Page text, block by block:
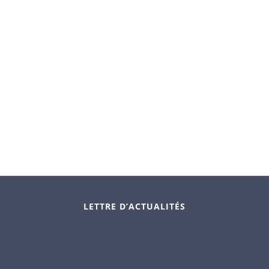
LETTRE D’ACTUALITÉS